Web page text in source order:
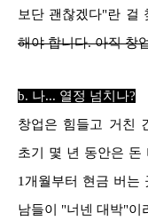
보단 괜찮겠다"란 걸
해야 합니다. 아직 창
b. 나... 열정 넘치나?
창업은 힘들고 거친
초기 몇 년 동안은 돈
1개월부터 현금 버는
남들이 "너넨 대박"이